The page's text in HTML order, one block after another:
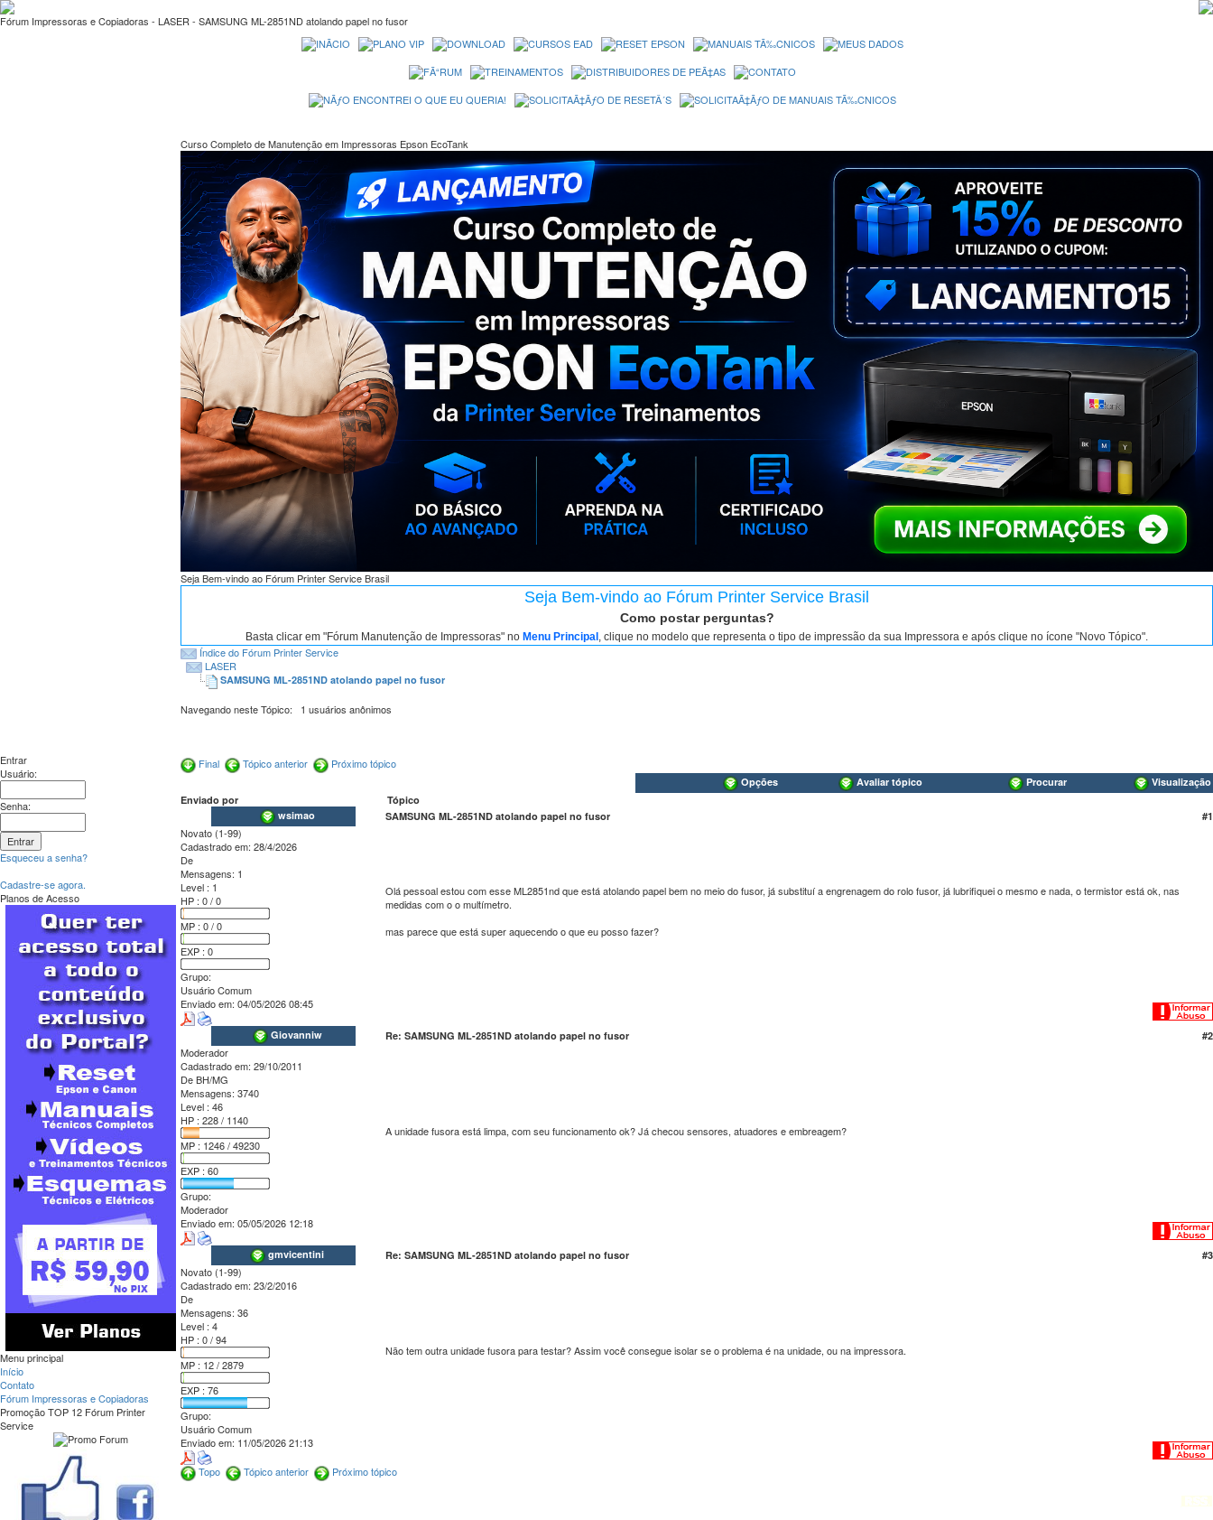
Fórum Impressoras e Copiadoras - LASER - SAMSUNG ML-2851ND atolando papel no fusor
Entrar
Usuário:
Senha:
Esqueceu a senha?
Cadastre-se agora.
Planos de Acesso
Menu principal
Início
Contato
Fórum Impressoras e Copiadoras
Promoção TOP 12 Fórum Printer
Service
Curso Completo de Manutenção em Impressoras Epson EcoTank
Seja Bem-vindo ao Fórum Printer Service Brasil
Seja Bem-vindo ao Fórum Printer Service Brasil
Como postar perguntas?
Basta clicar em "Fórum Manutenção de Impressoras" no Menu Principal , clique no modelo que representa o tipo de impressão da sua Impressora e após clique no ícone "Novo Tópico".
Índice do Fórum Printer Service
LASER
SAMSUNG ML-2851ND atolando papel no fusor
Navegando neste Tópico: 1 usuários anônimos
Final Tópico anterior Próximo tópico
Opções Avaliar tópico Procurar
Visualização
Enviado por
Tópico
wsimao
SAMSUNG ML-2851ND atolando papel no fusor #1
Novato (1-99)
Cadastrado em: 28/4/2026
De
Mensagens: 1
Level : 1
HP : 0 / 0
MP : 0 / 0
EXP : 0
Grupo:
Usuário Comum
Olá pessoal estou com esse ML2851nd que está atolando papel bem no meio do fusor, já substituí a engrenagem do rolo fusor, já lubrifiquei o mesmo e nada, o termistor está ok, nas
medidas com o o multímetro.
mas parece que está super aquecendo o que eu posso fazer?
Enviado em: 04/05/2026 08:45
Giovanniw Re: SAMSUNG ML-2851ND atolando papel no fusor #2
Moderador
Cadastrado em: 29/10/2011
DeBH/MG
Mensagens: 3740
Level : 46
HP : 228 / 1140
MP : 1246 / 49230
EXP : 60
Grupo:
Moderador
A unidade fusora está limpa, com seu funcionamento ok? Já checou sensores, atuadores e embreagem?
Enviado em: 05/05/2026 12:18
gmvicentini Re: SAMSUNG ML-2851ND atolando papel no fusor #3
Novato (1-99)
Cadastrado em: 23/2/2016
De
Mensagens: 36
Level : 4
HP : 0 / 94
MP : 12 / 2879
EXP : 76
Grupo:
Usuário Comum
Não tem outra unidade fusora para testar? Assim você consegue isolar se o problema é na unidade, ou na impressora.
Enviado em: 11/05/2026 21:13
Topo
Tópico anterior Próximo tópico